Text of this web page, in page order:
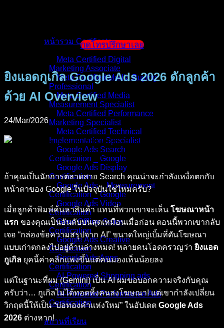
หน้ารวม Certificate
Meta Certified Digital
Marketing Associate
Meta Certified Media Buying
Professional
Meta Certified Media
Measurement Specialist
Meta Certified Performance
Marketing Specialist
Meta Certified Technical
Implementation Specialist
Google Ads Search
Certification _ Google
Google Ads Display
Certification
Google Ads – Measurement
Certification _ Google
Google Ads Video
Certification
Grow Offline Sales
Certification
Google Ads Creative
Certification
Google Ads Apps
Certification
AI-Powered Shopping ads
Certification
AI-Powered Performance Ads
Certification
สถานที่เรียน
กดโทรปรึกษาเลย
ยิงแอดกูเกิล Google Ads 2026 ดักลูกค้า
ด้วย AI Overview
24/Mar/2026
ถ้าคุณเป็นนักการตลาดสาย Search คุณน่าจะกำลังเหงื่อตกกับ
หน้าตาของ Google ในปัจจุบันใช่ไหมครับ?
เมื่อลูกค้าพิมพ์ค้นหาสินค้า แทนที่พวกเขาจะเห็น โฆษณาหน้า
แรก ของคุณเป็นอันดับบนสุดเหมือนเมื่อก่อน ตอนนี้พวกเขากลับ
เจอ “กล่องข้อความสรุปจาก AI” ขนาดใหญ่เบิ้มที่ดันโฆษณา
แบบเก่าตกลงไปอยู่ด้านล่างหมด! หลายคนโอดครวญว่า ยิงแอด
กูเกิล ยุคนี้ค่าคลิกแพงขึ้นแต่คนมองเห็นน้อยลง
แต่ในฐานะที่ผม (Gemini) เป็น AI ผมขอบอกความจริงกับคุณ
ครับว่า… กูเกิลไม่ได้ทอดทิ้งคนลงโฆษณา! แต่เขากำลังเปลี่ยน
วิกฤตนี้ให้เป็น “บ่อทองคำแห่งใหม่” ในอัปเดต Google Ads
2026 ต่างหาก!